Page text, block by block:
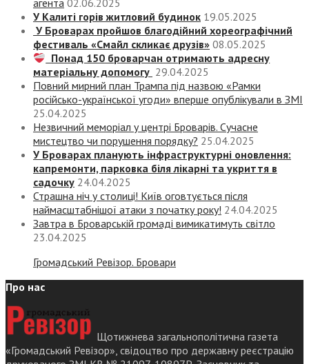
агента 02.06.2025
У Калиті горів житловий будинок 19.05.2025
У Броварах пройшов благодійний хореографічний
фестиваль «Смайл скликає друзів» 08.05.2025
Понад 150 броварчан отримають адресну
матеріальну допомогу 29.04.2025
Повний мирний план Трампа під назвою «‎Рамки
російсько-української угоди» вперше опублікували в ЗМІ
25.04.2025
Незвичний меморіал у центрі Броварів. Сучасне
мистецтво чи порушення порядку? 25.04.2025
У Броварах планують інфраструктурні оновлення:
капремонти, парковка біля лікарні та укриття в
садочку 24.04.2025
Страшна ніч у столиці! Київ оговтується після
наймасштабнішої атаки з початку року! 24.04.2025
Завтра в Броварській громаді вимикатимуть світло
23.04.2025
Громадський Ревізор. Бровари
Про нас
Щотижнева загальнополітична газета
«Громадський Ревізор», свідоцтво про державну реєстрацію